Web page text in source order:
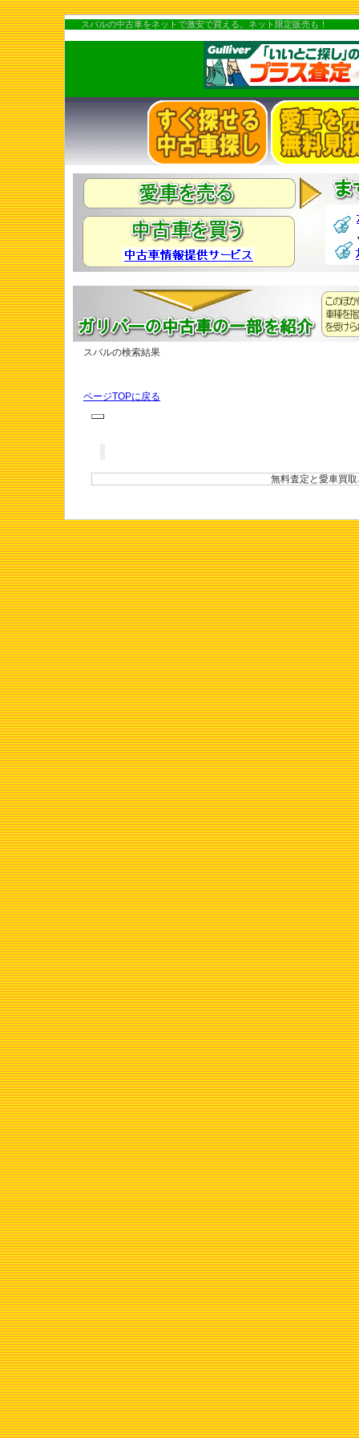
スバルの中古車をネットで激安で買える。ネット限定販売も！
スバルの検索結果
ページTOPに戻る
無料査定と愛車買